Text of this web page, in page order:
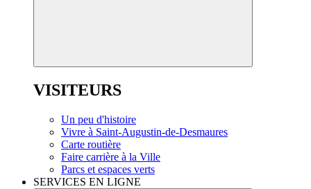
VISITEURS
Un peu d'histoire
Vivre à Saint-Augustin-de-Desmaures
Carte routière
Faire carrière à la Ville
Parcs et espaces verts
SERVICES EN LIGNE